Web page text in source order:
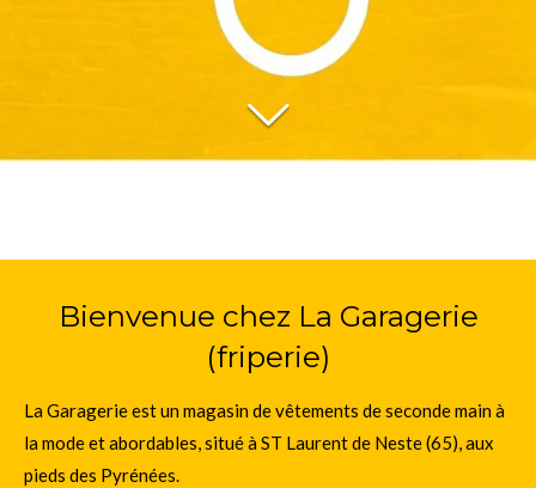
Bienvenue chez La Garagerie
(friperie)
La Garagerie est un magasin de vêtements de seconde main à
la mode et abordables, situé à ST Laurent de Neste (65), aux
pieds des Pyrénées.